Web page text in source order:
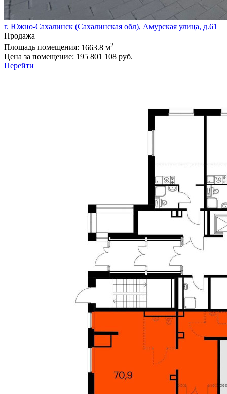
г. Южно-Сахалинск (Сахалинская обл), Амурская улица, д.61
Продажа
Площадь помещения: 1663.8 м2
Цена за помещение: 195 801 108 руб.
Перейти